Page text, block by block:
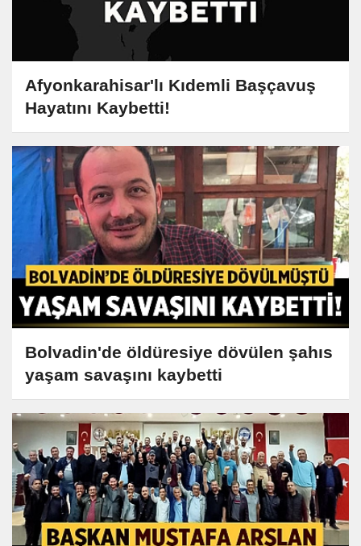
Afyonkarahisar'lı Kıdemli Başçavuş
Hayatını Kaybetti!
Bolvadin'de öldüresiye dövülen şahıs
yaşam savaşını kaybetti